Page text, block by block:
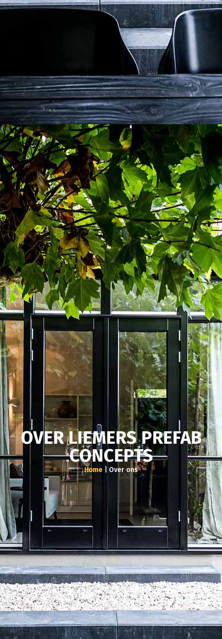
OVER LIEMERS PREFAB
CONCEPTS
Home Over ons